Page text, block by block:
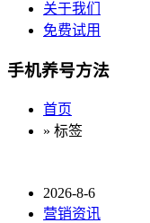
关于我们
免费试用
手机养号方法
首页
» 标签
2026-8-6
营销资讯